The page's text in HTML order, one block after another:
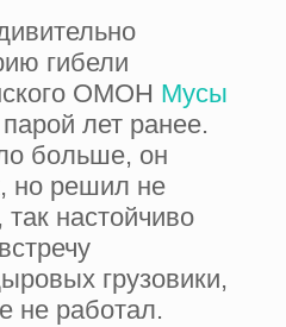
гибели
ОМОН Мусы
лет ранее.
больше, он
но решил не
так настойчиво
грузовики,
не работал.